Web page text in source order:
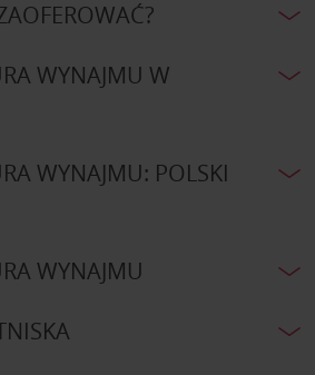
WYNAJMU W
WYNAJMU: POLSKI
WYNAJMU